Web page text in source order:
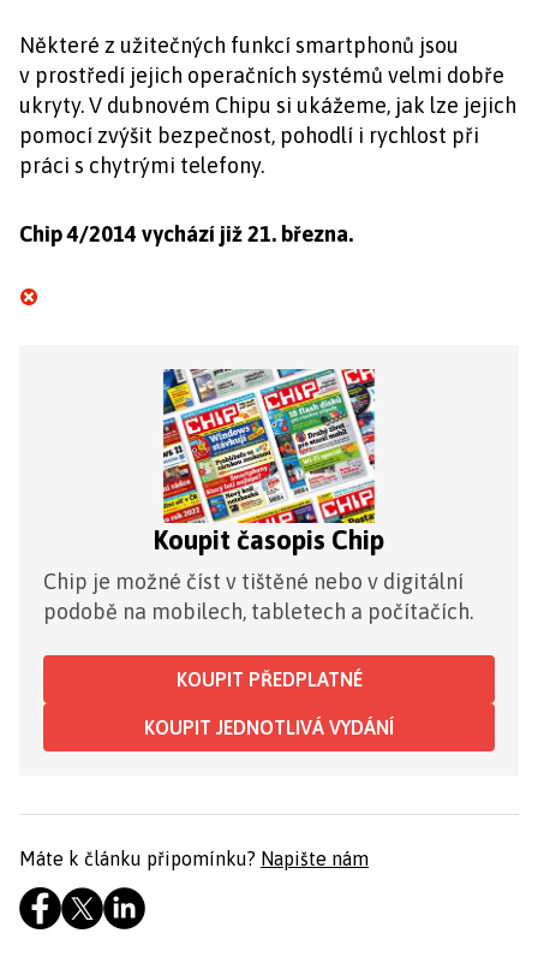
Některé z užitečných funkcí smartphonů jsou
v prostředí jejich operačních systémů velmi dobře
ukryty. V dubnovém Chipu si ukážeme, jak lze jejich
pomocí zvýšit bezpečnost, pohodlí i rychlost při
práci s chytrými telefony.
Chip 4/2014 vychází již 21. března.
Koupit časopis Chip
Chip je možné číst v tištěné nebo v digitální
podobě na mobilech, tabletech a počítačích.
KOUPIT PŘEDPLATNÉ
KOUPIT JEDNOTLIVÁ VYDÁNÍ
Máte k článku připomínku? Napište nám